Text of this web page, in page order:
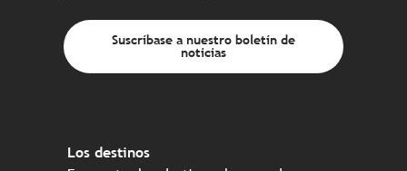
Suscríbase a nuestro boletín de
noticias
Los destinos